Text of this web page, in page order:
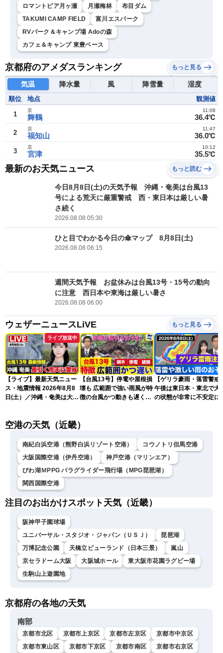
ロマントピア月ヶ瀬
月瀬梅林
布目ダム
TAKUMI CAMP FIELD
富川エスパーク
RVパーク＆キャンプ場 Adoの森
カフェ＆キャンプ 東豊ベース
京都府のアメダスランキング もっと見る
気温 降水量 風 降雪量 湿度
順位 地点 観測値
1 舞鶴
京
36.4℃
11:08
2 福知山
京
36.0℃
11:47
3 宮津
京
35.5℃
10:12
最新のお天気ニュース もっと読む
今日8月8日(土)の天気予報 沖縄・奄美は台風13
号による荒天に厳重警戒 西・東日本は厳しい暑
さ続く
2026.08.08 05:30
ひと目でわかる今日の傘マップ 8月8日(土)
2026.08.08 06:15
週間天気予報 お盆休みは台風13号・15号の動向
に注意 西日本や東海は厳しい暑さ
2026.08.08 06:00
ウェザーニュースLiVE もっと見る
ライブ放送中
【ライブ】最新天気ニュー
ス・地震情報 2026年8月8
日(土）／沖縄・奄美は大荒
ュースLiVEコーヒータイ
【台風13号】停電や屋根損
壊も 広範囲で強い雨風が特
徴の台風かつ動きも遅く影
【ゲリラ豪雨・落雷警戒
午後は東日本・東北で大
の状態が非常に不安定に
空港の天気（近畿）
南紀白浜空港（熊野白浜リゾート空港）
コウノトリ但馬空港
大阪国際空港（伊丹空港）
神戸空港（マリンエア）
びわ湖ＭPPG パラグライダー飛行場（MPG琵琶湖）
関西国際空港
注目のお出かけスポット天気（近畿）
阪神甲子園球場
ユニバーサル・スタジオ・ジャパン（ＵＳＪ）
琵琶湖
万博記念公園
天橋立ビューランド（日本三景）
嵐山
京セラドーム大阪
大阪城ホール
東大阪市花園ラグビー場
生駒山上遊園地
京都府の各地の天気
南部
京都市北区 京都市上京区 京都市左京区
京都市中京区
京都市東山区
京都市下京区 京都市南区 京都市右京区